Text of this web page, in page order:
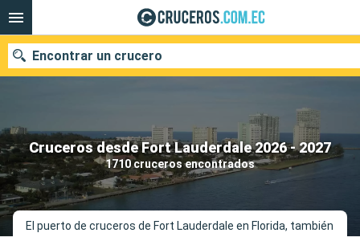
Cruceros desde Fort Lauderdale 2026 - 2027
1710 cruceros encontrados
Encontrar un crucero
Nuestros destinos
Fecha de salida
Puertos Compañías
El puerto de cruceros de Fort Lauderdale en Florida, también